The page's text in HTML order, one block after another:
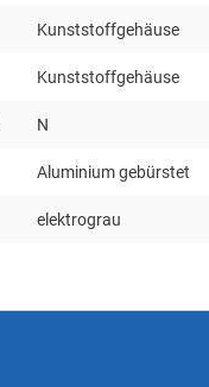
Kunststoffgehäuse
Kunststoffgehäuse
N
Aluminium gebürstet
elektrograu